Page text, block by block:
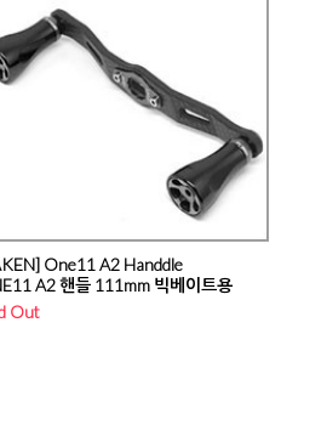
One11 A2 Handdle
A2 핸들 111mm 빅베이트용
Out